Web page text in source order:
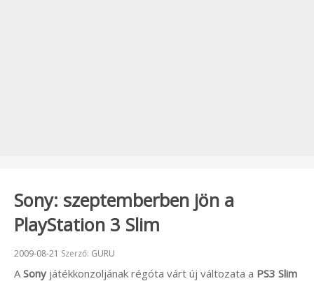
Sony: szeptemberben jön a
PlayStation 3 Slim
Beküldve:
2009-08-21 Szerző: GURU
A Sony játékkonzoljának régóta várt új változata a PS3 Slim